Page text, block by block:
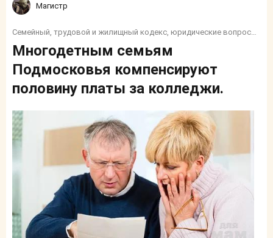
Магистр
Многодетным семьям
Подмосковья компенсируют
половину платы за колледжи.